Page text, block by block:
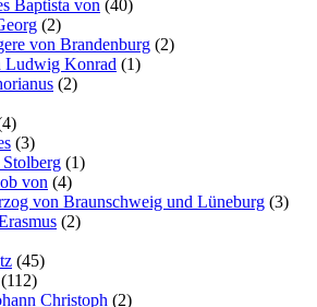
Baptista von (40)
(2)
von Brandenburg (2)
Ludwig Konrad (1)
(2)
(3)
(1)
von (4)
von Braunschweig und Lüneburg (3)
(2)
(45)
(112)
Christoph (2)